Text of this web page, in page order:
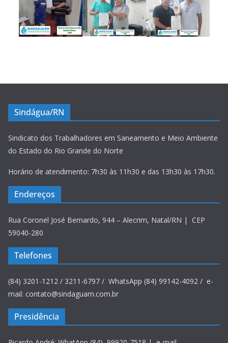
Sindágua/RN
Sindicato dos Trabalhadores em Saneamento e Meio Ambiente
do Estado do Rio Grande do Norte
Horário de atendimento: 7h30 às 11h30 e das 13h30 às 17h30.
Endereços
Rua Coronel José Bernardo, 944 – Alecrim, Natal/RN | CEP
59040-280
Telefones
(84) 3201-1212 / 3211-6797 / WhatsApp (84) 99142-4092 / e-
mail: contato@sindaguarn.com.br
Presidência